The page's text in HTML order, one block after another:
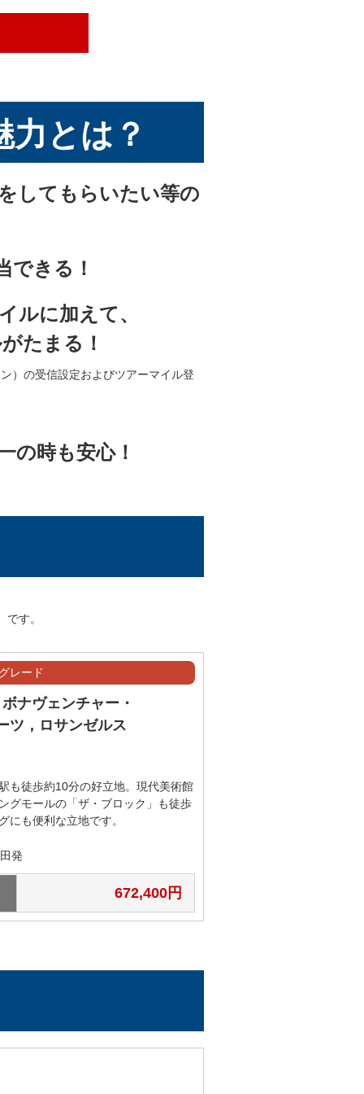
ンゼルス™
オールズ™
ーズ™
ズ™
ソックス™
力とは？
してもらいたい等の
できる！
ルに加えて、
たまる！
）の受信設定およびツアーマイル登
の時も安心！
す。
レード
ナヴェンチャー・
ツ，ロサンゼルス
も徒歩約10分の好立地。現代美術館
グモールの「ザ・ブロック」も徒歩
にも便利な立地です。
発
672,400円